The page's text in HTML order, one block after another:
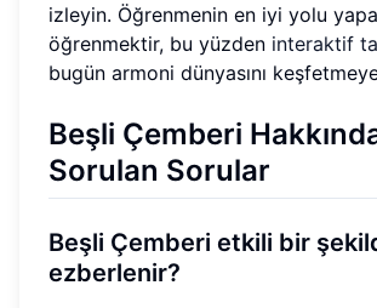
izleyin. Öğrenmenin en iyi yolu
öğrenmektir, bu yüzden interaktif
bugün armoni dünyasını
Beşli Çemberi
Sorulan Sorular
Beşli Çemberi etkili bir
ezberlenir?